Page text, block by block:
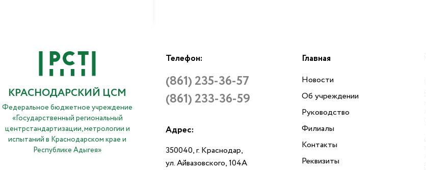
КРАСНОДАРСКИЙ ЦСМ
Федеральное бюджетное учреждение
«Государственный региональный
центрстандартизации, метрологии и
испытаний в Краснодарском крае и
Республике Адыгея»
Телефон:
(861) 235-36-57
(861) 233-36-59
Адрес:
350040, г. Краснодар,
ул. Айвазовского, 104А
Главная
Новости
Об учреждении
Руководство
Филиалы
Контакты
Реквизиты